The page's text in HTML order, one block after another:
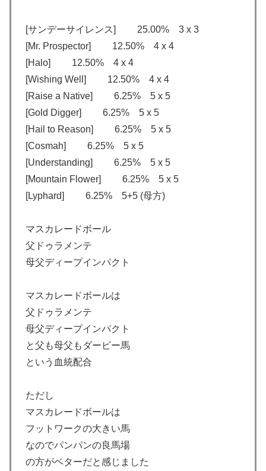
[サンデーサイレンス] 25.00% 3 x 3
[Mr. Prospector] 12.50% 4 x 4
[Halo] 12.50% 4 x 4
[Wishing Well] 12.50% 4 x 4
[Raise a Native] 6.25% 5 x 5
[Gold Digger] 6.25% 5 x 5
[Hail to Reason] 6.25% 5 x 5
[Cosmah] 6.25% 5 x 5
[Understanding] 6.25% 5 x 5
[Mountain Flower] 6.25% 5 x 5
[Lyphard] 6.25% 5+5 (母方)
マスカレードボール
父ドゥラメンテ
母父ディープインパクト
マスカレードボールは
父ドゥラメンテ
母父ディープインパクト
と父も母父もダービー馬
という血統配合
ただし
マスカレードボールは
フットワークの大きい馬
なのでパンパンの良馬場
の方がベターだと感じました